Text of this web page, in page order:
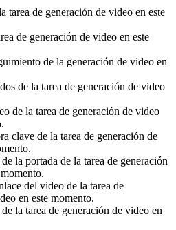
tarea de generación de video en este
de generación de video en este
de la generación de video en
de la tarea de generación de video
de la tarea de generación de video
clave de la tarea de generación de
la portada de la tarea de generación
del video de la tarea de
en este momento.
de la tarea de generación de video en